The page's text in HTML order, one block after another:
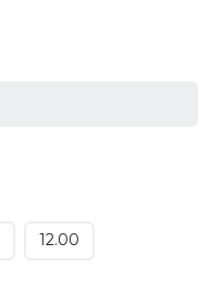
12.00